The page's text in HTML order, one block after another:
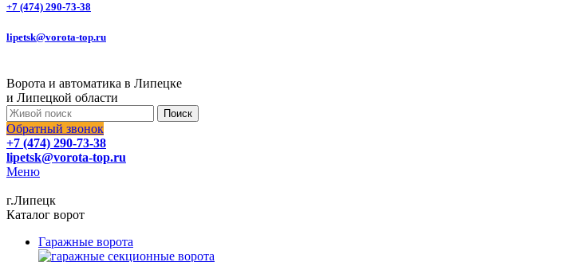
+7 (474) 290-73-38
lipetsk@vorota-top.ru
Ворота и автоматика в Липецке
и Липецкой области
Поиск
Обратный звонок
+7 (474) 290-73-38
lipetsk@vorota-top.ru
Меню
г.Липецк
Каталог ворот
Гаражные ворота